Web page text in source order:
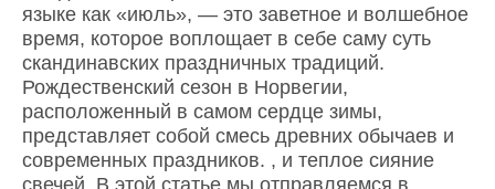
языке как «июль», — это заветное и волшебное
время, которое воплощает в себе саму суть
скандинавских праздничных традиций.
Рождественский сезон в Норвегии,
расположенный в самом сердце зимы,
представляет собой смесь древних обычаев и
современных праздников. , и теплое сияние
свечей. В этой статье мы отправляемся в